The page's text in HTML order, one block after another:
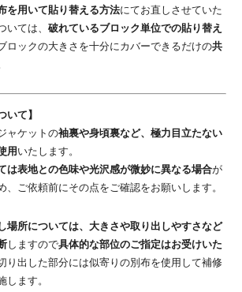
を用いて貼り替える方法にてお直しさせていた
ては、 破れているブロック単位での貼り替え
ロックの大きさを十分にカバーできるだけの共
いて】
ャケットの袖裏や身頃裏など、極力目立たない
用いたします。
は表地との色味や光沢感が微妙に異なる場合が
、ご依頼前にその点をご確認をお願いします。
場所については、大きさや取り出しやすさなど
しますので具体的な部位のご指定はお受けいた
り出した部分には似寄りの別布を使用して補修
します。